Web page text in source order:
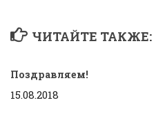
ЧИТАЙТЕ ТАКЖЕ:
Поздравляем!
15.08.2018